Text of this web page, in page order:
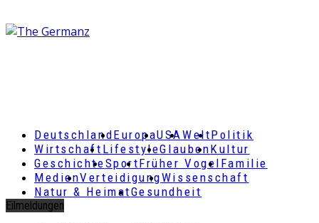
DeutschlandEuropaUSAWeltPolitik
Wirtschaft LifestyleGlaubenKultur
GeschichteSportFrüher Vogel Familie
MedienVerteidigungWissenschaft
Natur & HeimatGesundheit
Eilmeldungen